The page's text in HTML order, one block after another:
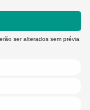
ser alterados sem prévia